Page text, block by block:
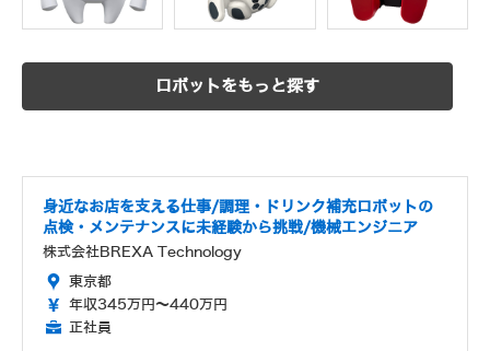
ロボットをもっと探す
身近なお店を支える仕事/調理・ドリンク補充ロボットの
点検・メンテナンスに未経験から挑戦/機械エンジニア
株式会社BREXA Technology
東京都
年収345万円～440万円
正社員